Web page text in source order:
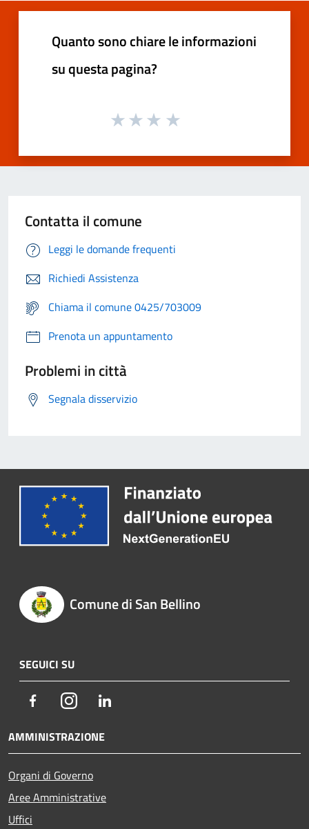
Quanto sono chiare le informazioni
su questa pagina?
Contatta il comune
Leggi le domande frequenti
Richiedi Assistenza
Chiama il comune 0425/703009
Prenota un appuntamento
Problemi in città
Segnala disservizio
Comune di San Bellino
SEGUICI SU
FacebookInstagram
AMMINISTRAZIONE
Organi di Governo
Aree Amministrative
Uffici